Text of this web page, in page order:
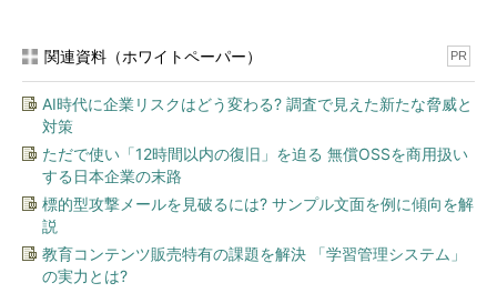
関連資料（ホワイトペーパー） PR
AI時代に企業リスクはどう変わる? 調査で見えた新たな脅威と
対策
ただで使い「12時間以内の復旧」を迫る 無償OSSを商用扱い
する日本企業の末路
標的型攻撃メールを見破るには? サンプル文面を例に傾向を解
説
教育コンテンツ販売特有の課題を解決 「学習管理システム」
の実力とは?